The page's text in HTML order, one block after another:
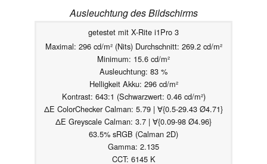
Ausleuchtung des Bildschirms
getestet mit X-Rite i1Pro 3
Maximal: 296 cd/m² (Nits) Durchschnitt: 269.2 cd/m²
Minimum: 15.6 cd/m²
Ausleuchtung: 83 %
Helligkeit Akku: 296 cd/m²
Kontrast: 643:1 (Schwarzwert: 0.46 cd/m²)
ΔE ColorChecker Calman: 5.79 | ∀{0.5-29.43 Ø4.71}
ΔE Greyscale Calman: 3.7 | ∀{0.09-98 Ø4.96}
63.5% sRGB (Calman 2D)
Gamma: 2.135
CCT: 6145 K